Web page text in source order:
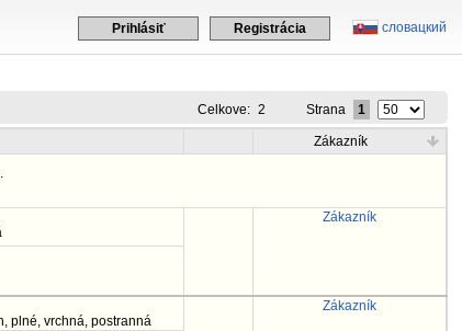
словацкий
Prihlásiť Registrácia
Celkove: 2 Strana 1
Zákazník
Zákazník
plné, vrchná, postranná
Zákazník